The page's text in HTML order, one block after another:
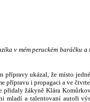
v mém peruckém
ukázal, že místo
i propagaci a ve
žákyně Klára
mladí a talentovaní autoři